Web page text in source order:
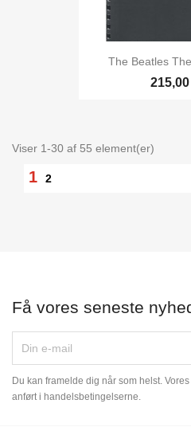
The Beatles
Viser 1-30 af 55 element(er)
1 2
Få vores seneste
Du kan framelde dig når som helst.
anført i handelsbetingelserne.